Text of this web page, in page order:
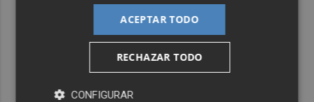
ACEPTAR TODO
RECHAZAR TODO
CONFIGURAR